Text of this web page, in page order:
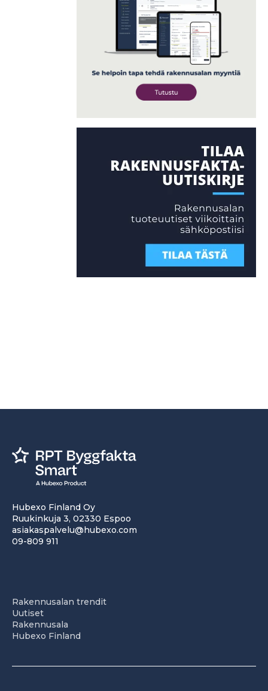
Hubexo Finland Oy
Ruukinkuja 3, 02330 Espoo
asiakaspalvelu@hubexo.com
09-809 911
Rakennusalan trendit
Uutiset
Rakennusala
Hubexo Finland